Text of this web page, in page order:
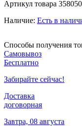
Артикул товара
Наличие: Есть в
Способы получения
Самовывоз
Бесплатно
Забирайте сейчас!
Доставка
договорная
Завтра, 08 августа